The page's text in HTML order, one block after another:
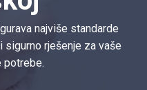
najviše standarde
sigurno rješenje za vaše
potrebe.